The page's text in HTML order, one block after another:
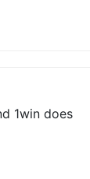
1win does